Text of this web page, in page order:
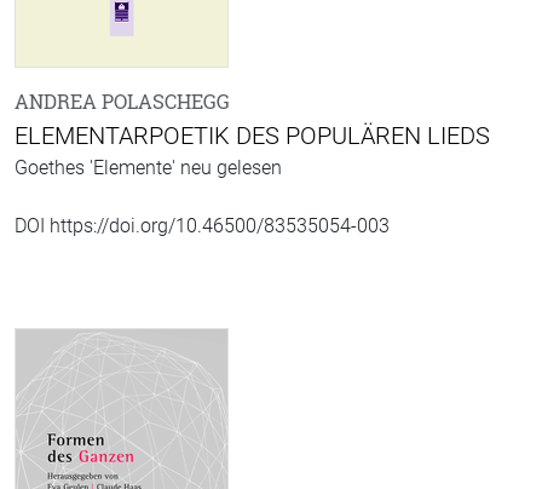
ANDREA POLASCHEGG
ELEMENTARPOETIK DES POPULÄREN LIEDS
Goethes 'Elemente' neu gelesen
DOI https://doi.org/10.46500/83535054-003